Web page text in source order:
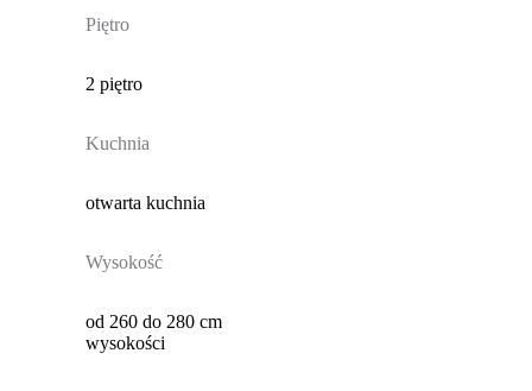
Piętro
2 piętro
Kuchnia
otwarta kuchnia
Wysokość
od 260 do 280 cm
wysokości